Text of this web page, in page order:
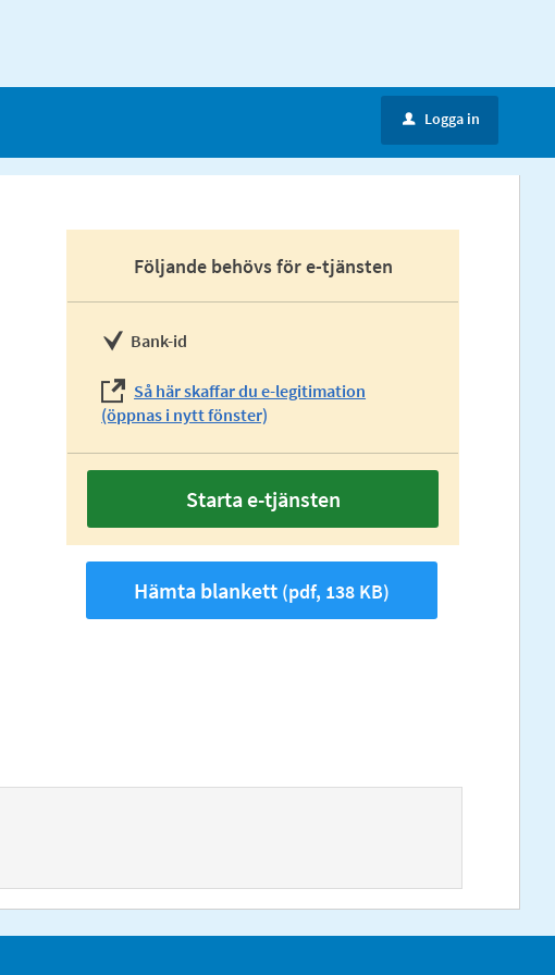
u Logga in
Följande behövs för e-tjänsten
Bank-id
Så här skaffar du e-legitimation
(öppnas i nytt fönster)
Starta e-tjänsten
Hämta blankett (pdf, 138 KB)